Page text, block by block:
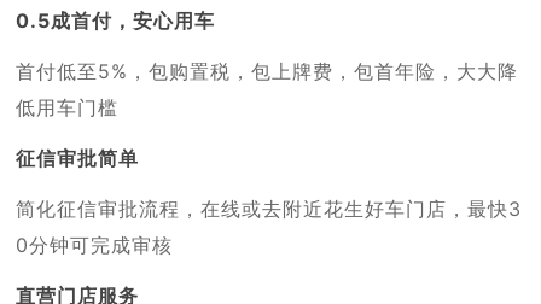
0.5成首付，安心用车
首付低至5%，包购置税，包上牌费，包首年险，大大降
低用车门槛
征信审批简单
简化征信审批流程，在线或去附近花生好车门店，最快3
0分钟可完成审核
直营门店服务